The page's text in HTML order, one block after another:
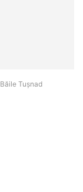
Tuşnad